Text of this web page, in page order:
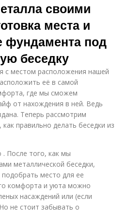
своими
места и
фундамента под
беседку
с местом расположения нашей
её в самой
где мы сможем
от нахождения в ней. Ведь
Теперь рассмотрим
правильно делать беседки из
После того, как мы
металлической беседки,
место для ее
комфорта и уюта можно
насаждений или (если
не стоит забывать о